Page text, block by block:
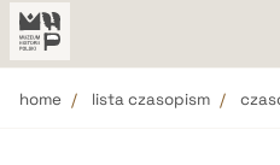
home lista czasopism